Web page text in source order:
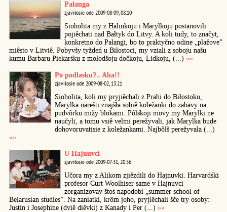
Pałanga
zjaviłosie ode 2009-08-09, 08:10
Sioholita my z Halinkoju i Marylkoju postanovili
pojiêchati nad Bałtyk do Litvy. A koli tudy, to značyt,
konkretno do Pałangi, bo to praktyčno odine „plažove”
miêsto v Litviê. Pobyvšy tyždeń u Biłostoci, my vziali z soboju našu
kumu Barbaru Piekarśku z mołodšoju dočkoju, Lidkoju, (...) »»
Po podlasku?.. Aha!!
zjaviłosie ode 2009-08-02, 13:21
Sioholita, koli my pryjiêchali z Prahi do Biłostoku,
Marylka narešti znajšła sobiê koležanki do zabavy na
pudvôrku mižy blokami. Pôlśkoji movy my Marylki ne
naučyli, a tomu vsiê velmi perežyvali, jak Marylka bude
dohovoruvatisie z koležankami. Najbôlš perežyvała (...)
»»
U Hajnuvci
zjaviłosie ode 2009-07-31, 20:56
Učora my z Alikom zjiêzdili do Hajnuvki. Harvardśki
profesor Curt Woolhiser same v Hajnuvci
zorganizovav štoś napodobi „summer school of
Belarusian studies”. Na zaniatki, krôm joho, pryjiêchali šče try osoby:
Justin i Josephine (dviê diêvki) z Kanady i Per (...) »»